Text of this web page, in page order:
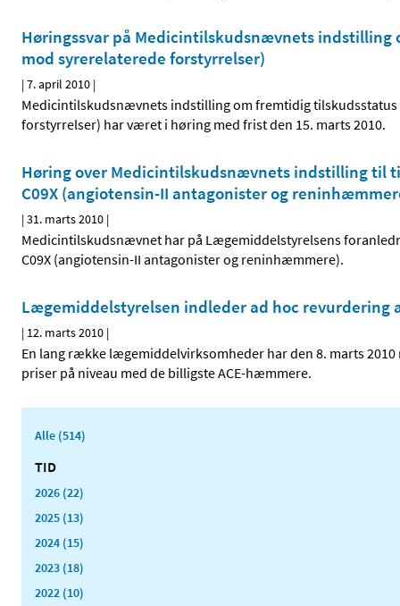
Høringssvar på Medicintilskudsnævnets indstilling
mod syrerelaterede forstyrrelser)
|7. april 2010 |
Medicintilskudsnævnets indstilling om fremtidig
forstyrrelser) har været i høring med frist den 15. marts 2010.
Høring over Medicintilskudsnævnets indstilling til
C09X (angiotensin-II antagonister og
|31. marts 2010 |
Medicintilskudsnævnet har på Lægemiddelstyrelsens
C09X (angiotensin-II antagonister og reninhæmmere).
Lægemiddelstyrelsen indleder ad hoc revurdering
| 12. marts 2010 |
En lang række lægemiddelvirksomheder har den 8. marts
priser på niveau med de billigste ACE-hæmmere.
Alle (514)
TID
2026 (22)
2025 (13)
2024 (15)
2023 (18)
2022 (10)